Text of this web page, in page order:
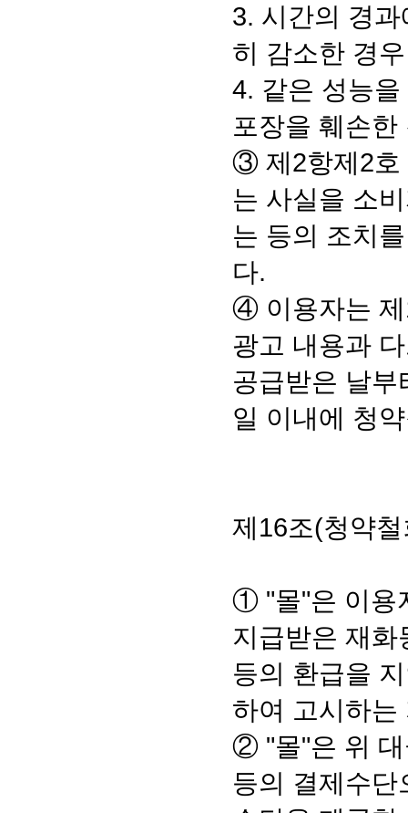
3. 시간의 경
히 감소한 경우
4. 같은 성능
포장을 훼손한
③ 제2항제2호
는 사실을 소
는 등의 조치
다.
④ 이용자는 제
광고 내용과
공급받은 날
일 이내에 청
제16조(청약
① "몰"은 이용
지급받은 재
등의 환급을
하여 고시하는
② "몰"은 위 대
등의 결제수